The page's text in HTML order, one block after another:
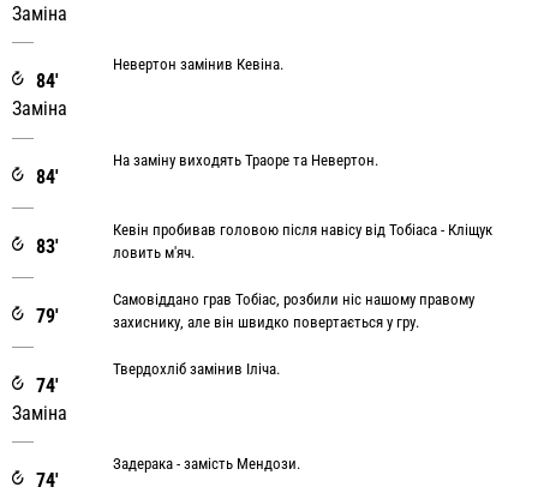
Заміна
84'
Заміна
Невертон замінив Кевіна.
84'
На заміну виходять Траоре та Невертон.
83'
Кевін пробивав головою після навісу від Тобіаса - Кліщук
ловить м'яч.
79'
Самовіддано грав Тобіас, розбили ніс нашому правому
захиснику, але він швидко повертається у гру.
74'
Заміна
Твердохліб замінив Іліча.
74'
Задерака - замість Мендози.